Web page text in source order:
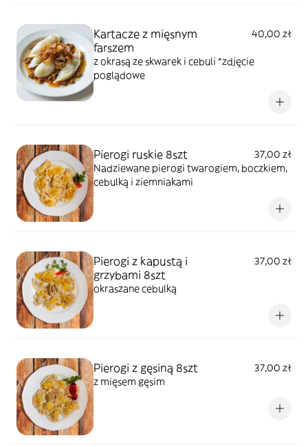
Kartacze z mięsnym
farszem
40,00 zł
z okrasą ze skwarek i cebuli *zdjęcie
poglądowe
Pierogi ruskie 8szt
37,00 zł
Nadziewane pierogi twarogiem, boczkiem,
cebulką i ziemniakami
Pierogi z kapustą i
grzybami 8szt
37,00 zł
okraszane cebulką
Pierogi z gęsiną 8szt
37,00 zł
z mięsem gęsim